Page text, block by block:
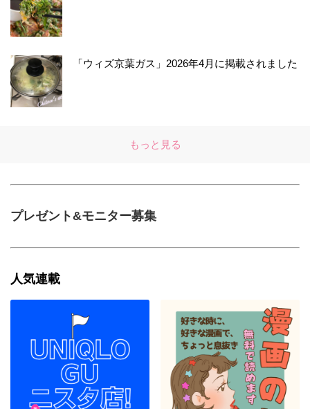
「ウィズ京葉ガス」2026年4月に掲載されました
もっと見る
プレゼント&モニター募集
人気連載